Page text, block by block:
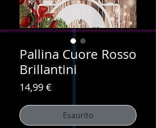
Pallina Cuore Rosso
Brillantini
14,99 €
Esaurito